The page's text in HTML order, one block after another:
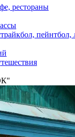
рестораны
пейнтбол,